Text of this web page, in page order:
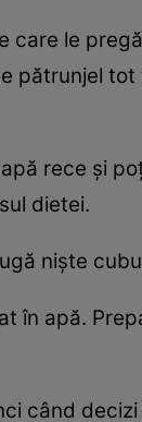
le
pătrunjel
rece şi
dietei.
nişte
în apă.
când